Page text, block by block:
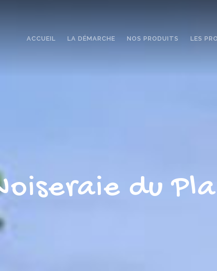
ACCUEIL LA DÉMARCHE NOS PRODUITS LES
du